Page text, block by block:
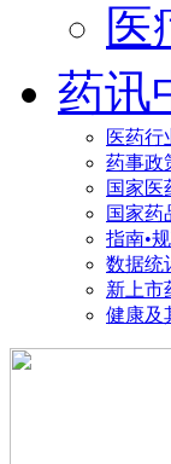
医
药讯
医药行
药事政
国家医
国家药
指南•
数据统
新上市
健康及